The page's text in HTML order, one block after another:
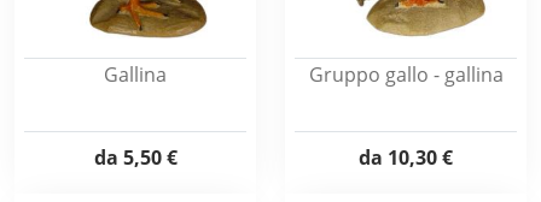
Gallina
da 5,50 €
Gruppo gallo - gallina
da 10,30 €